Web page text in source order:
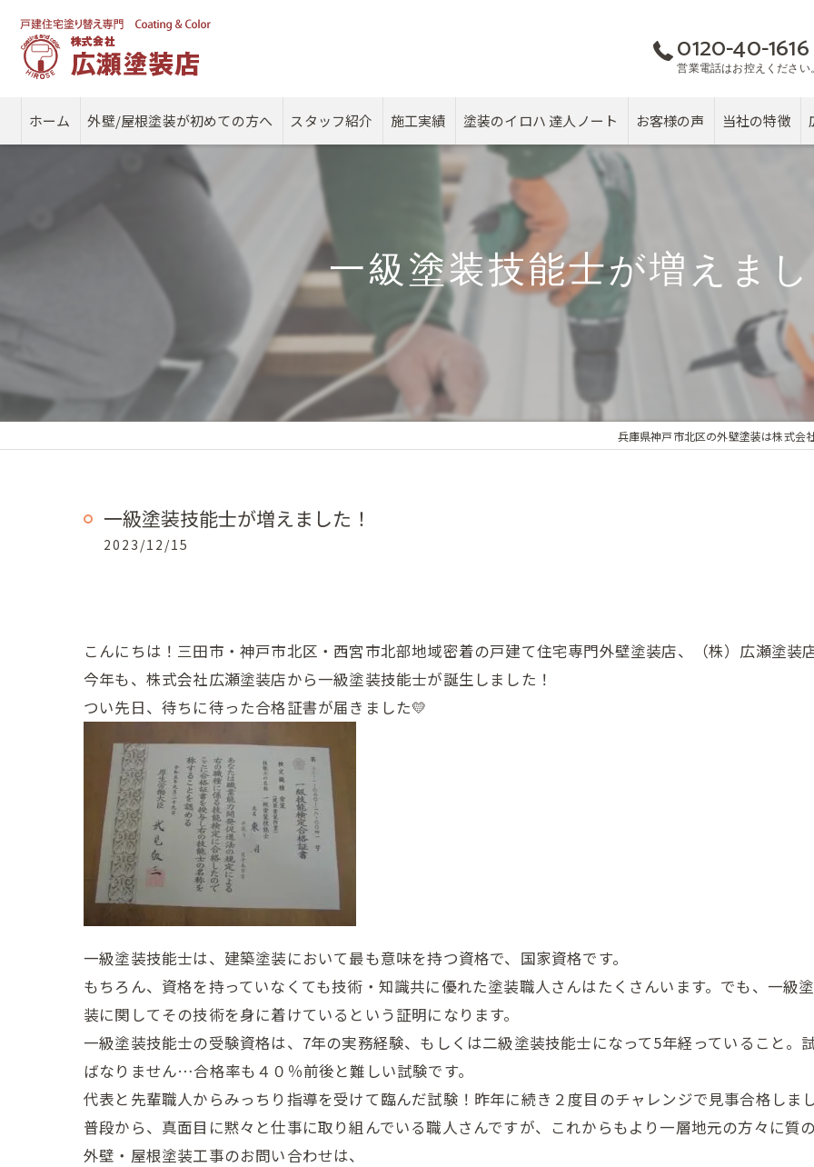
0120-40-1616
営業電話はお控えください。
ホーム 外壁/屋根塗装が初めての方へ スタッフ紹介 施工実績 塗装のイロハ 達人ノート お客様の声 当社の特徴
塗り替え
雨漏り
戸建て
一級塗装技能士が増えま
兵庫県神戸市北区の外壁塗装は株式会
一級塗装技能士が増えました！
2023/12/15
こんにちは！三田市・神戸市北区・西宮市北部地域密着の戸建て住宅専門外壁塗装店、（株）広瀬塗装
今年も、株式会社広瀬塗装店から一級塗装技能士が誕生しました！
つい先日、待ちに待った合格証書が届きました💛
一級塗装技能士は、建築塗装において最も意味を持つ資格で、国家資格です。
もちろん、資格を持っていなくても技術・知識共に優れた塗装職人さんはたくさんいます。でも、一級
装に関してその技術を身に着けているという証明になります。
一級塗装技能士の受験資格は、7年の実務経験、もしくは二級塗装技能士になって5年経っていること。
ばなりません…合格率も４０％前後と難しい試験です。
代表と先輩職人からみっちり指導を受けて臨んだ試験！昨年に続き２度目のチャレンジで見事合格しま
普段から、真面目に黙々と仕事に取り組んでいる職人さんですが、これからもより一層地元の方々に
外壁・屋根塗装工事のお問い合わせは、